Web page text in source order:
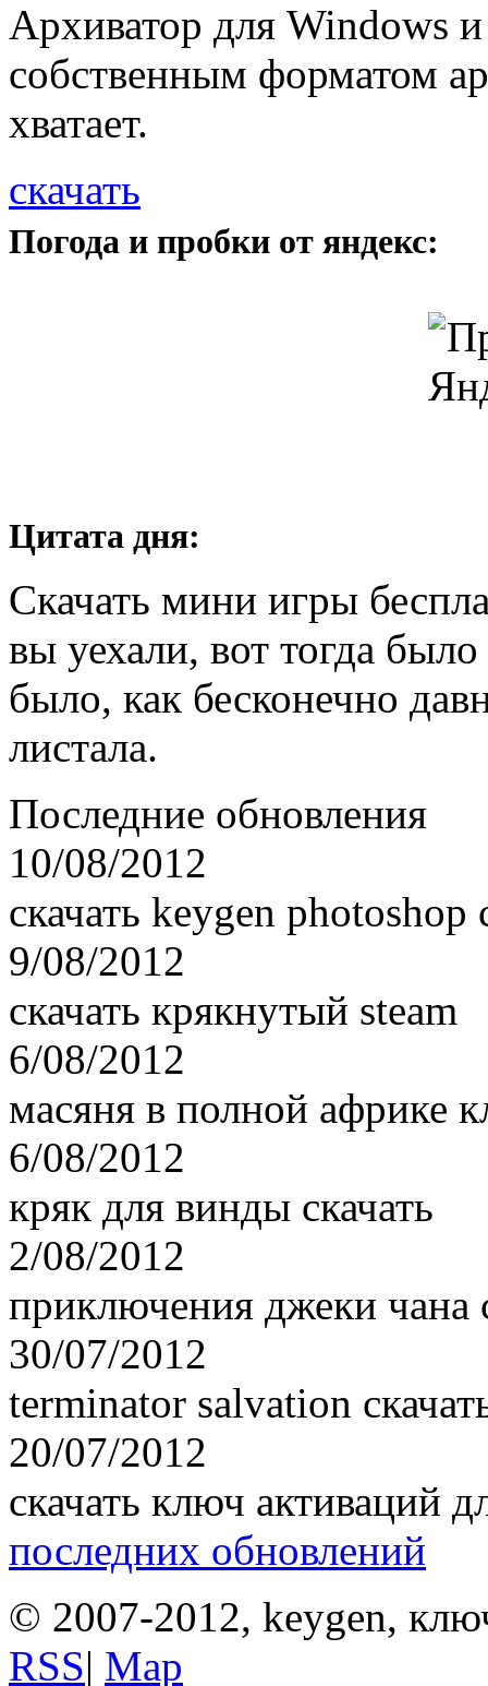
Архиватор для Windows
собственным форматом
хватает.
скачать
Погода и пробки от яндекс:
Цитата дня:
Скачать мини игры
вы уехали, вот тогда
было, как бесконечно
листала.
Последние обновления
10/08/2012
скачать keygen photoshop
9/08/2012
скачать крякнутый steam
6/08/2012
масяня в полной африке
6/08/2012
кряк для винды скачать
2/08/2012
приключения джеки чана
30/07/2012
terminator salvation
20/07/2012
скачать ключ активаций
последних обновлений
© 2007-2012, keygen,
RSS| Map